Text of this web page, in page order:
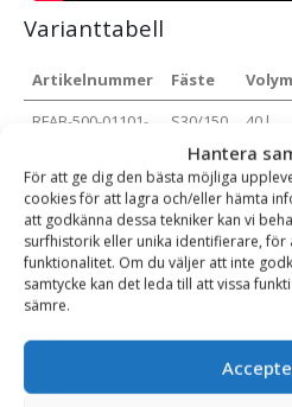
Hantera
För att ge dig den bästa möjliga
cookies för att lagra och/eller hämta
att godkänna dessa tekniker kan vi
surfhistorik eller unika identifierare,
funktionalitet. Om du väljer att inte
samtycke kan det leda till att vissa
sämre.
Varianttabell
Artikelnummer Fäste
RFAB-500-01101-
S30/150 40 l
RFAB-500-01102-
000-07-B
S30/180 40 l
RFAB-500-01101-
000-08-B
S30/150 60 l
RFAB-500-01102-
000-08-B
S30/150 90 l